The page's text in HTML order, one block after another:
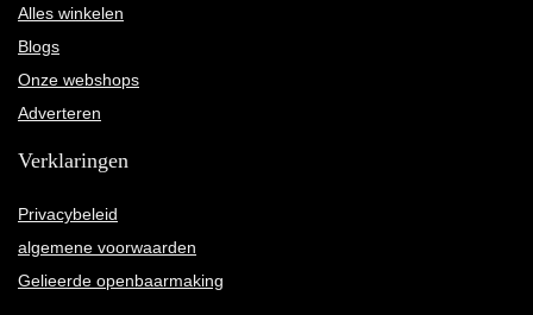
Alles winkelen
Blogs
Onze webshops
Adverteren
Verklaringen
Privacybeleid
algemene voorwaarden
Gelieerde openbaarmaking